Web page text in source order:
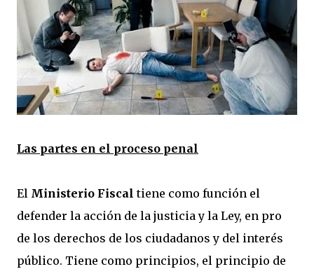
Las partes en el proceso penal
El Ministerio Fiscal tiene como función el
defender la acción de la justicia y la Ley, en pro
de los derechos de los ciudadanos y del interés
público. Tiene como principios, el principio de